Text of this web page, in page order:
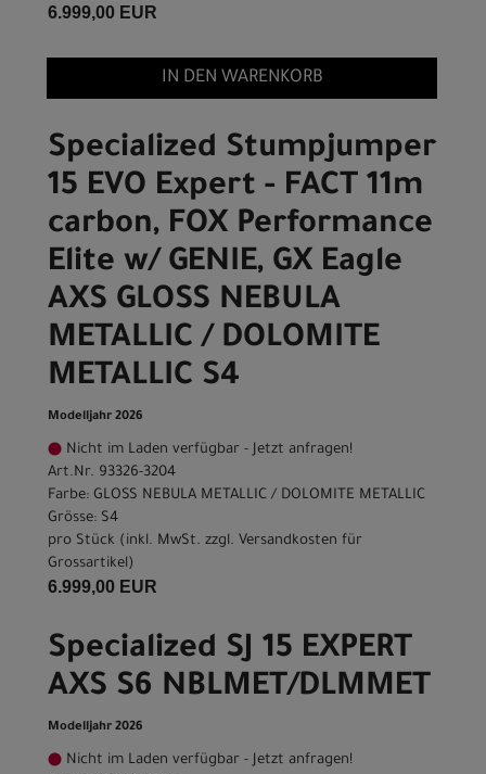
6.999,00 EUR
IN DEN WARENKORB
Specialized Stumpjumper
15 EVO Expert - FACT 11m
carbon, FOX Performance
Elite w/ GENIE, GX Eagle
AXS GLOSS NEBULA
METALLIC / DOLOMITE
METALLIC S4
Modelljahr 2026
Nicht im Laden verfügbar - Jetzt anfragen!
Art.Nr. 93326-3204
Farbe: GLOSS NEBULA METALLIC / DOLOMITE METALLIC
Grösse: S4
pro Stück (inkl. MwSt. zzgl. Versandkosten für
Grossartikel)
6.999,00 EUR
Specialized SJ 15 EXPERT
AXS S6 NBLMET/DLMMET
Modelljahr 2026
Nicht im Laden verfügbar - Jetzt anfragen!